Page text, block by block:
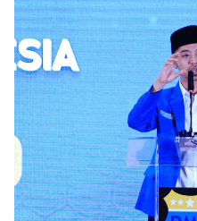
Partner
Insight
NTB
Suara
Time
Lens
IDN
Daily
Jogja
Jalan
Rakyat
Idealita
News
Kita
Notice
Dinamikapost.com
Radar
Baru
Seedbacklink
Follow
Kabarbaru